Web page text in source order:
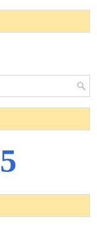
5